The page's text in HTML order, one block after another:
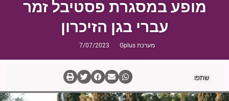
מופע במסגרת פסטיבל זמר
עברי בגן הזיכרון
מערכת Gplus 7/07/2023
שתפו